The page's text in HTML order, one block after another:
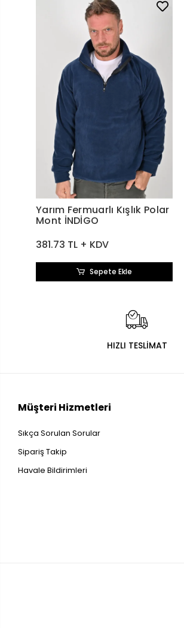
Yarım Fermuarlı Kışlık Polar
Mont İNDİGO
381.73 TL + KDV
Sepete Ekle
HIZLI TESLİMAT
Müşteri Hizmetleri
Sıkça Sorulan Sorular
Sipariş Takip
Havale Bildirimleri